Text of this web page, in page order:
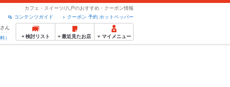
カフェ・スイーツ/八戸のおすすめ・クーポン情報
クーポン 予約 ホットペッパー
コンテンツガイド
さん
）
検討リスト 最近見たお店 マイメニュー